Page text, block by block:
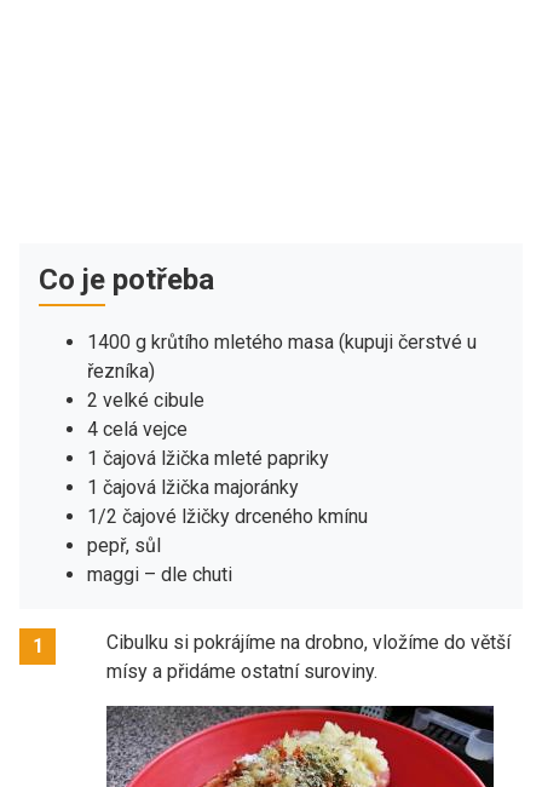
Co je potřeba
1400 g krůtího mletého masa (kupuji čerstvé u
řezníka)
2 velké cibule
4 celá vejce
1 čajová lžička mleté papriky
1 čajová lžička majoránky
1/2 čajové lžičky drceného kmínu
pepř, sůl
maggi – dle chuti
1
Cibulku si pokrájíme na drobno, vložíme do větší
mísy a přidáme ostatní suroviny.